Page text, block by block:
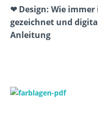
❤ Design: Wie
gezeichnet und
Anleitung